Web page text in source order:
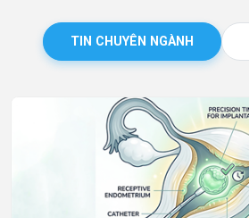
TIN CHUYÊN NGÀNH